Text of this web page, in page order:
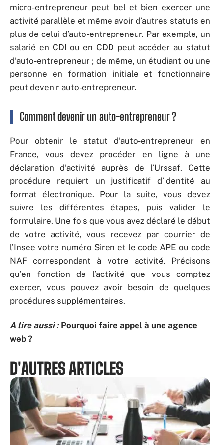
micro-entrepreneur peut bel et bien exercer une
activité parallèle et même avoir d’autres statuts en
plus de celui d’auto-entrepreneur. Par exemple, un
salarié en CDI ou en CDD peut accéder au statut
d’auto-entrepreneur ; de même, un étudiant ou une
personne en formation initiale et fonctionnaire
peut devenir auto-entrepreneur.
Comment devenir un auto-entrepreneur ?
Pour obtenir le statut d’auto-entrepreneur en
France, vous devez procéder en ligne à une
déclaration d’activité auprès de l’Urssaf. Cette
procédure requiert un justificatif d’identité au
format électronique. Pour la suite, vous devez
suivre les différentes étapes, puis valider le
formulaire. Une fois que vous avez déclaré le début
de votre activité, vous recevez par courrier de
l’Insee votre numéro Siren et le code APE ou code
NAF correspondant à votre activité. Précisons
qu’en fonction de l’activité que vous comptez
exercer, vous pouvez avoir besoin de quelques
procédures supplémentaires.
A lire aussi : Pourquoi faire appel à une agence
web ?
D'AUTRES ARTICLES